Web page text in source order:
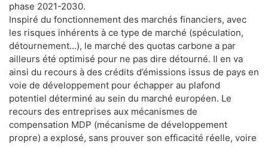
phase 2021-2030.
Inspiré du fonctionnement des marchés financiers, avec
les risques inhérents à ce type de marché (spéculation,
détournement…), le marché des quotas carbone a par
ailleurs été optimisé pour ne pas dire détourné. Il en va
ainsi du recours à des crédits d’émissions issus de pays en
voie de développement pour échapper au plafond
potentiel déterminé au sein du marché européen. Le
recours des entreprises aux mécanismes de
compensation MDP (mécanisme de développement
propre) a explosé, sans prouver son efficacité réelle, voire